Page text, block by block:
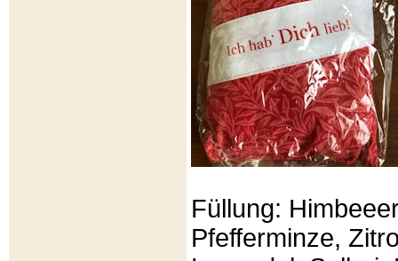
Füllung:
Pfefferminze,